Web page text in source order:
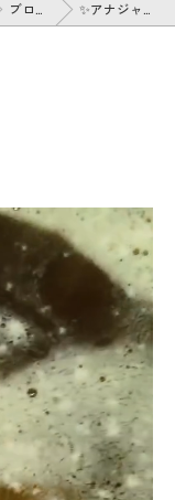
ブログ ✨アナジャコ